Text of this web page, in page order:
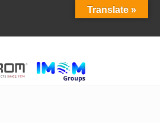
Translate »